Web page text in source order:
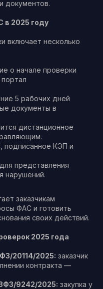
документов.
в 2025 году
включает несколько
о начале проверки
5 рабочих дней
документы в
дистанционное
подписанное КЭП и
представления
нарушений.
заказчикам
ФАС и готовить
своих действий.
2025 года
20114/2025: заказчик
контракта —
9242/2025: закупка у